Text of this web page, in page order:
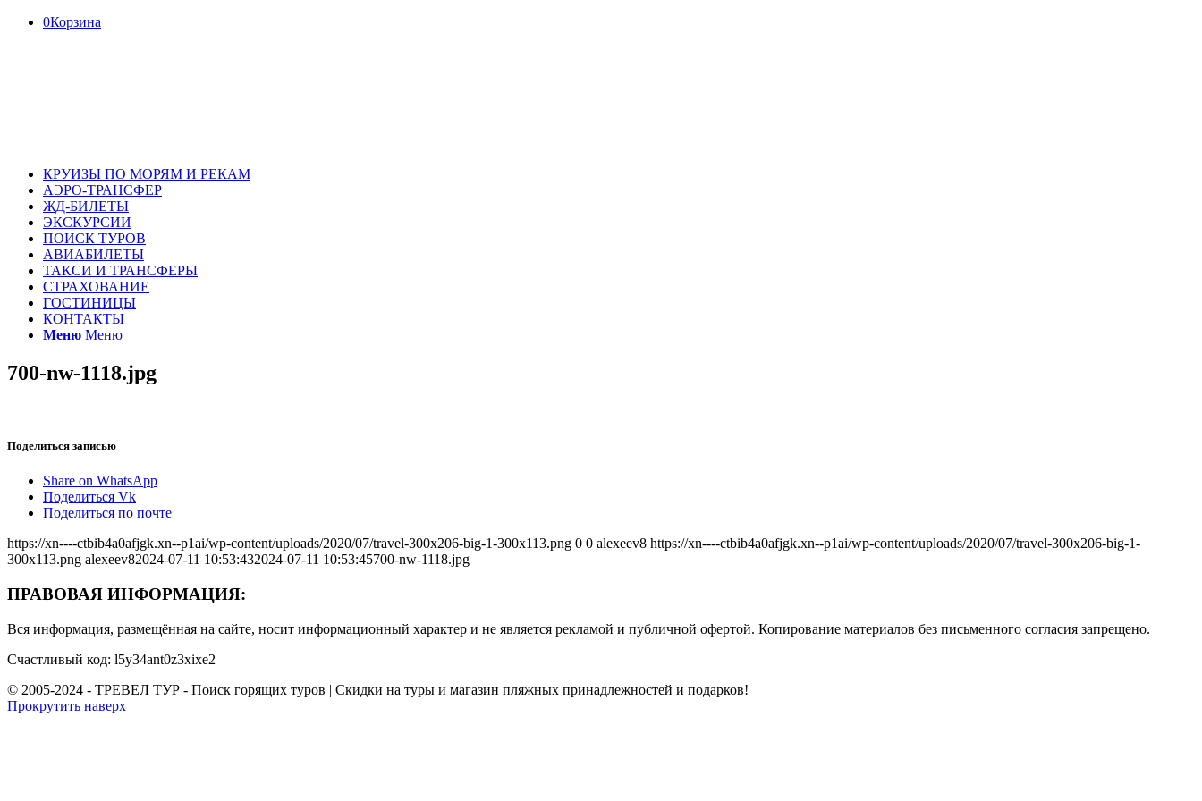
0Корзина
КРУИЗЫ ПО МОРЯМ И РЕКАМ
АЭРО-ТРАНСФЕР
ЖД-БИЛЕТЫ
ЭКСКУРСИИ
ПОИСК ТУРОВ
АВИАБИЛЕТЫ
ТАКСИ И ТРАНСФЕРЫ
СТРАХОВАНИЕ
ГОСТИНИЦЫ
КОНТАКТЫ
Меню Меню
700-nw-1118.jpg
Поделиться записью
Share on WhatsApp
Поделиться Vk
Поделиться по почте
https://xn----ctbib4a0afjgk.xn--p1ai/wp-content/uploads/2020/07/travel-300x206-big-1-300x113.png 0 0 alexeev8 https://xn----ctbib4a0afjgk.xn--p1ai/wp-content/uploads/2020/07/travel-300x206-big-1-
300x113.png alexeev82024-07-11 10:53:432024-07-11 10:53:45700-nw-1118.jpg
ПРАВОВАЯ ИНФОРМАЦИЯ:
Вся информация, размещённая на сайте, носит информационный характер и не является рекламой и публичной офертой. Копирование материалов без письменного согласия запрещено.
Счастливый код: l5y34ant0z3xixe2
© 2005-2024 - ТРЕВЕЛ ТУР - Поиск горящих туров | Скидки на туры и магазин пляжных принадлежностей и подарков!
Прокрутить наверх